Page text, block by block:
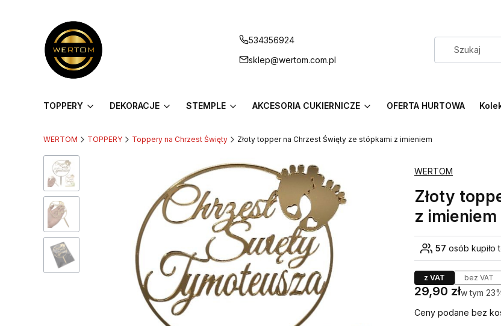
534356924
sklep@wertom.com.pl
TOPPERY DEKORACJE STEMPLE AKCESORIA CUKIERNICZE OFERTA HURTOWA
WERTOM TOPPERY Toppery na Chrzest Święty Złoty topper na Chrzest Święty ze stópkami z imieniem
WERTOM
Złoty
z imieniem
57 osób kupiło
z VAT bez VAT
Cena
29,90 złw tym
w tym
Ceny podane bez